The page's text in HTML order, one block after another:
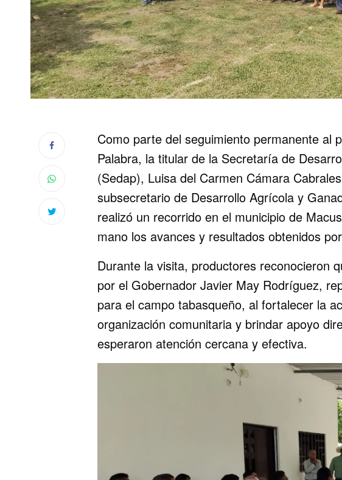
Como parte del seguimiento permanente al
Palabra, la titular de la Secretaría de
(Sedap), Luisa del Carmen Cámara
subsecretario de Desarrollo Agrícola y
realizó un recorrido en el municipio de
mano los avances y resultados obtenidos
Durante la visita, productores reconocieron
por el Gobernador Javier May Rodríguez,
para el campo tabasqueño, al fortalecer la
organización comunitaria y brindar apoyo
esperaron atención cercana y efectiva.